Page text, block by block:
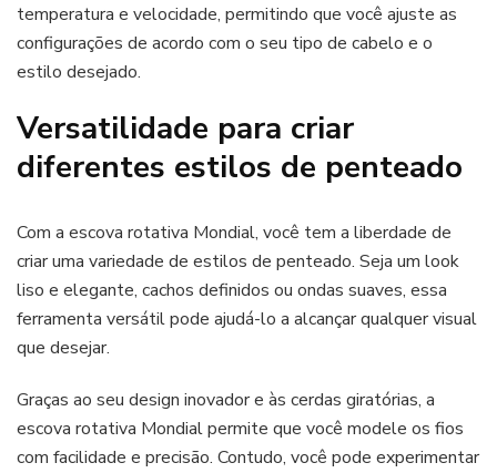
temperatura e velocidade, permitindo que você ajuste as
configurações de acordo com o seu tipo de cabelo e o
estilo desejado.
Versatilidade para criar
diferentes estilos de penteado
Com a escova rotativa Mondial, você tem a liberdade de
criar uma variedade de estilos de penteado. Seja um look
liso e elegante, cachos definidos ou ondas suaves, essa
ferramenta versátil pode ajudá-lo a alcançar qualquer visual
que desejar.
Graças ao seu design inovador e às cerdas giratórias, a
escova rotativa Mondial permite que você modele os fios
com facilidade e precisão. Contudo, você pode experimentar